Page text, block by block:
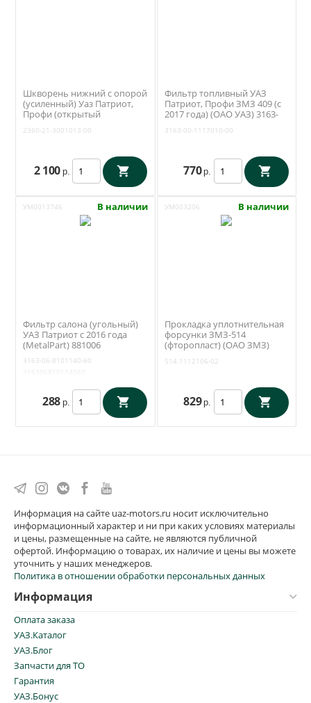
Шкворень нижний с опорой
(усиленный) Уаз Патриот,
Профи (открытый
/ Бийск) 2360-21-3001013-00
2360-21-3001013-00
2 100 р.
Фильтр топливный УАЗ
Патриот, Профи ЗМЗ 409 (с
2017 года) (ОАО УАЗ) 3163-
3163-00-1117010-00
770 р.
УМ0013746 В наличии
Фильтр салона (угольный)
УАЗ Патриот с 2016 года
(MetalPart) 881006
3163-06-8101140-60
288 р.
УМ003206 В наличии
Прокладка уплотнительная
форсунки ЗМЗ-514
(фторопласт) (ОАО ЗМЗ)
514.1112106-02
829 р.
Информация на сайте uaz-motors.ru носит исключительно
информационный характер и ни при каких условиях материалы
и цены, размещенные на сайте, не являются публичной
офертой. Информацию о товарах, их наличие и цены вы можете
уточнить у наших менеджеров.
Политика в отношении обработки персональных данных
Информация
Оплата заказа
УАЗ.Каталог
УАЗ.Блог
Запчасти для ТО
Гарантия
УАЗ.Бонус